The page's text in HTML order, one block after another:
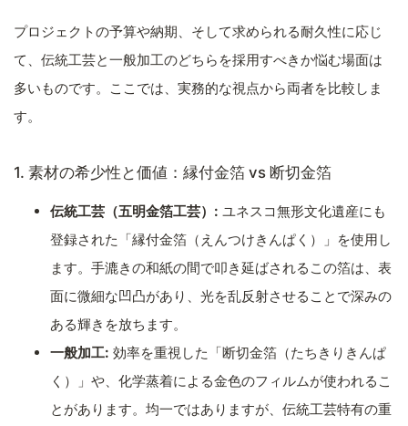
プロジェクトの予算や納期、そして求められる耐久性に応じ
て、伝統工芸と一般加工のどちらを採用すべきか悩む場面は
多いものです。ここでは、実務的な視点から両者を比較しま
す。
1. 素材の希少性と価値：縁付金箔 vs 断切金箔
伝統工芸（五明金箔工芸）: ユネスコ無形文化遺産にも
登録された「縁付金箔（えんつけきんぱく）」を使用し
ます。手漉きの和紙の間で叩き延ばされるこの箔は、表
面に微細な凹凸があり、光を乱反射させることで深みの
ある輝きを放ちます。
一般加工: 効率を重視した「断切金箔（たちきりきんぱ
く）」や、化学蒸着による金色のフィルムが使われるこ
とがあります。均一ではありますが、伝統工芸特有の重